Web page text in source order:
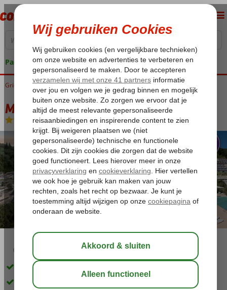
Pakketgarantie
Home
Griekenland Corfu Boukari Mythos Panorama
Mythos Panorama
Ultra All Inclusive-Hotel
02:50
Only Adult hotel; min. leeftijd 16 jaar
Gelegen op een heuvel met prachtig uitzicht op zee